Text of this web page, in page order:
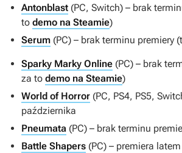
Antonblast (PC, Switch) – brak
to demo na Steamie)
Serum (PC) – brak terminu premiery
Sparky Marky Online (PC) – brak
za to demo na Steamie)
World of Horror (PC, PS4, PS5,
października
Pneumata (PC) – brak terminu
Battle Shapers (PC) – premiera